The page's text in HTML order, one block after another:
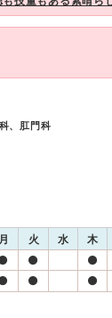
、肛門科
月 火 水 木